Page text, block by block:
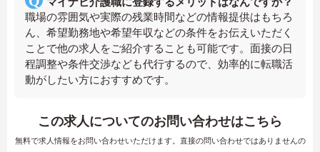
職場の雰囲気や実際の残業時間などの情報提供はもちろ
ん、希望勤務地や希望年収などの条件をお伝えいただく
ことで他の求人をご紹介することも可能です。面接の日
程調整や条件交渉なども代行するので、効率的に転職活
動がしたい方におすすめです。
この求人についてのお問い合わせはこちら
無料で求人情報をお問い合わせいただけます。直接の問い合わせではありませんの